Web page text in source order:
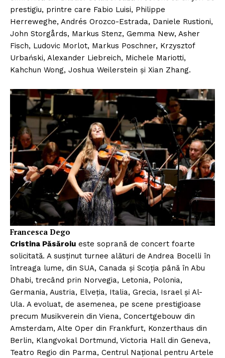
prestigiu, printre care Fabio Luisi, Philippe
Herreweghe, Andrés Orozco-Estrada, Daniele Rustioni,
John Storgårds, Markus Stenz, Gemma New, Asher
Fisch, Ludovic Morlot, Markus Poschner, Krzysztof
Urbański, Alexander Liebreich, Michele Mariotti,
Kahchun Wong, Joshua Weilerstein și Xian Zhang.
Francesca Dego
Cristina Păsăroiu este soprană de concert foarte
solicitată. A susținut turnee alături de Andrea Bocelli în
întreaga lume, din SUA, Canada și Scoția până în Abu
Dhabi, trecând prin Norvegia, Letonia, Polonia,
Germania, Austria, Elveția, Italia, Grecia, Israel și Al-
Ula. A evoluat, de asemenea, pe scene prestigioase
precum Musikverein din Viena, Concertgebouw din
Amsterdam, Alte Oper din Frankfurt, Konzerthaus din
Berlin, Klangvokal Dortmund, Victoria Hall din Geneva,
Teatro Regio din Parma, Centrul Național pentru Artele